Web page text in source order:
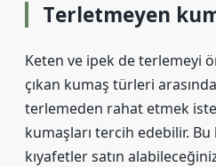
Terletmeyen
Keten ve ipek de terlemeyi
çıkan kumaş türleri
terlemeden rahat etmek
kumaşları tercih edebilir. Bu
kıyafetler satın